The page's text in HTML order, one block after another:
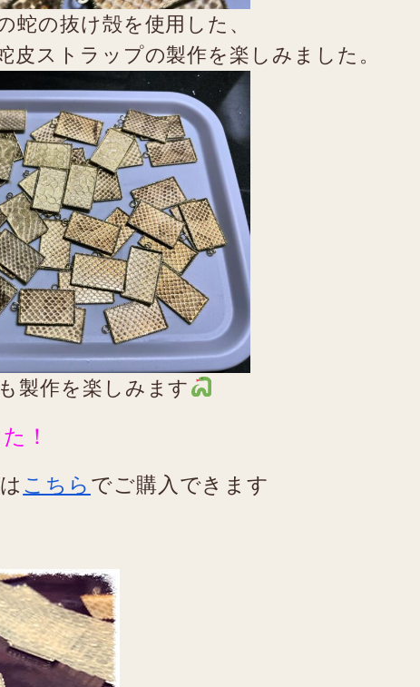
蛇の抜け殻を使用した、
皮ストラップの製作を楽しみました。
製作を楽しみます
！
こちら でご購入できます